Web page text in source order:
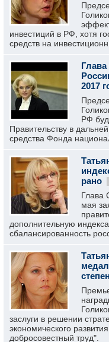
инвестиций в РФ, хотя
средств на
2017
РФ
Правительству в
средства Фонда
рано
Глава
мая
дополнительную
сбалансированность
заслуги в решении
экономического
добросовестный труд".